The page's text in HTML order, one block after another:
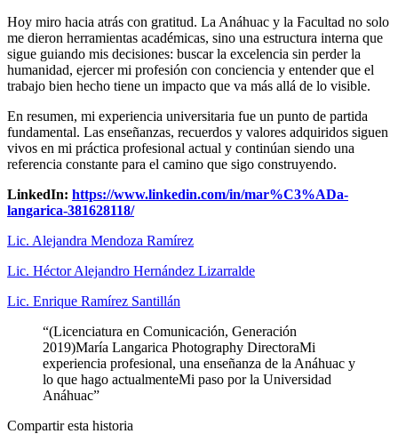
Hoy miro hacia atrás con gratitud. La Anáhuac y la Facultad no solo
me dieron herramientas académicas, sino una estructura interna que
sigue guiando mis decisiones: buscar la excelencia sin perder la
humanidad, ejercer mi profesión con conciencia y entender que el
trabajo bien hecho tiene un impacto que va más allá de lo visible.
En resumen, mi experiencia universitaria fue un punto de partida
fundamental. Las enseñanzas, recuerdos y valores adquiridos siguen
vivos en mi práctica profesional actual y continúan siendo una
referencia constante para el camino que sigo construyendo.
LinkedIn: https://www.linkedin.com/in/mar%C3%ADa-
langarica-381628118/
Lic. Alejandra Mendoza Ramírez
Lic. Héctor Alejandro Hernández Lizarralde
Lic. Enrique Ramírez Santillán
“(Licenciatura en Comunicación, Generación
2019)María Langarica Photography DirectoraMi
experiencia profesional, una enseñanza de la Anáhuac y
lo que hago actualmenteMi paso por la Universidad
Anáhuac”
Compartir esta historia